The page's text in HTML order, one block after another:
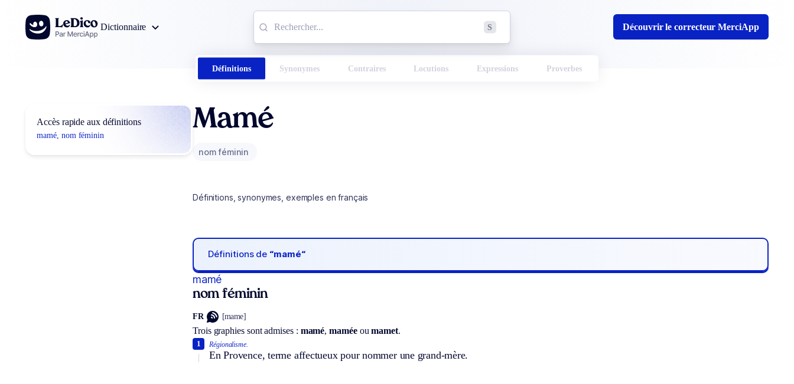
Aller au contenu
Dictionnaire
S Découvrir le correcteur MerciApp
Définitions Synonymes Contraires Locutions Expressions Proverbes
Accès rapide aux définitions
mamé, nom féminin
Mamé
nom féminin
Définitions, synonymes, exemples en français
Définitions de “mamé“
mamé
nom féminin
FR [mame]
Trois graphies sont admises : mamé,maméeoumamet.
Régionalisme.
En Provence, terme affectueux pour nommer une grand-mère.
1